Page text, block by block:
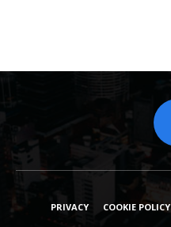
PRIVACY COOKIE POLICY